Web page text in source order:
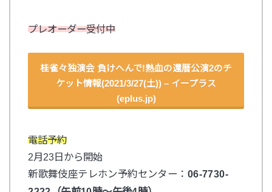
プレオーダー受付中
桂雀々独演会 負けへんで!熱血の還暦公演2のチ
ケット情報(2021/3/27(土)) – イープラス
(eplus.jp)
電話予約
2月23日から開始
新歌舞伎座テレホン予約センター： 06-7730-